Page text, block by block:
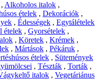
, Alkoholos italok ,
ételek , Dekorációk ,
, Édességek , Egytálételek
ételek , Gyorsételek ,
, Köretek , Krémek ,
, Mártások , Pékáruk ,
ételek , Sütemények
, Tészták , Torták ,
italok , Vegetáriánus